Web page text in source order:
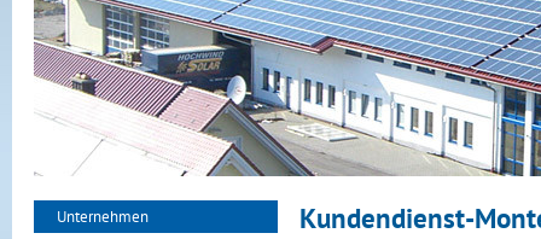
Unternehmen
Kundendienst-